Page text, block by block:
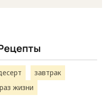
завтрак
жизни